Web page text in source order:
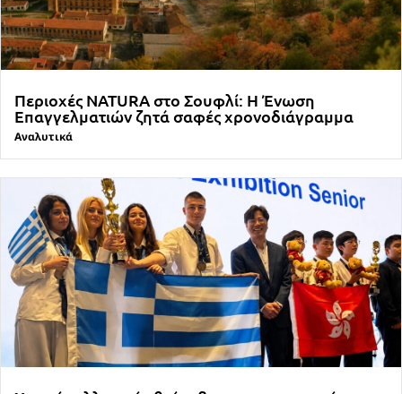
Περιοχές NATURA στο Σουφλί: Η Ένωση
Επαγγελματιών ζητά σαφές χρονοδιάγραμμα
Αναλυτικά